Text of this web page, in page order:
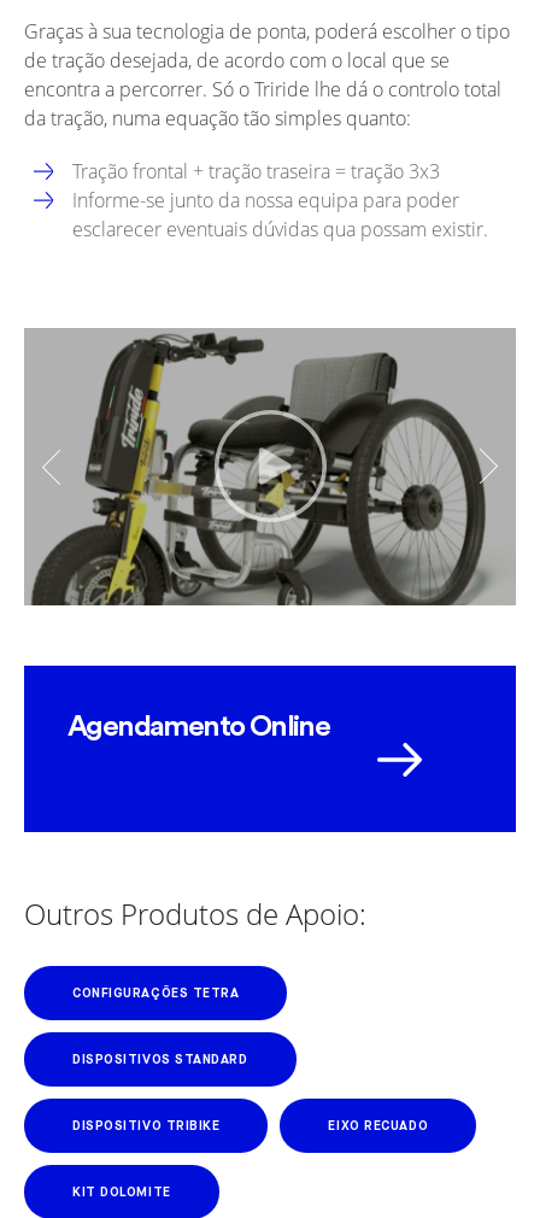
Graças à sua tecnologia de ponta, poderá escolher o tipo
de tração desejada, de acordo com o local que se
encontra a percorrer. Só o Triride lhe dá o controlo total
da tração, numa equação tão simples quanto:
Tração frontal + tração traseira = tração 3x3
Informe-se junto da nossa equipa para poder
esclarecer eventuais dúvidas qua possam existir.
Agendamento Online
Outros Produtos de Apoio:
CONFIGURAÇÕES TETRA
DISPOSITIVOS STANDARD
DISPOSITIVO TRIBIKE EIXO RECUADO
KIT DOLOMITE